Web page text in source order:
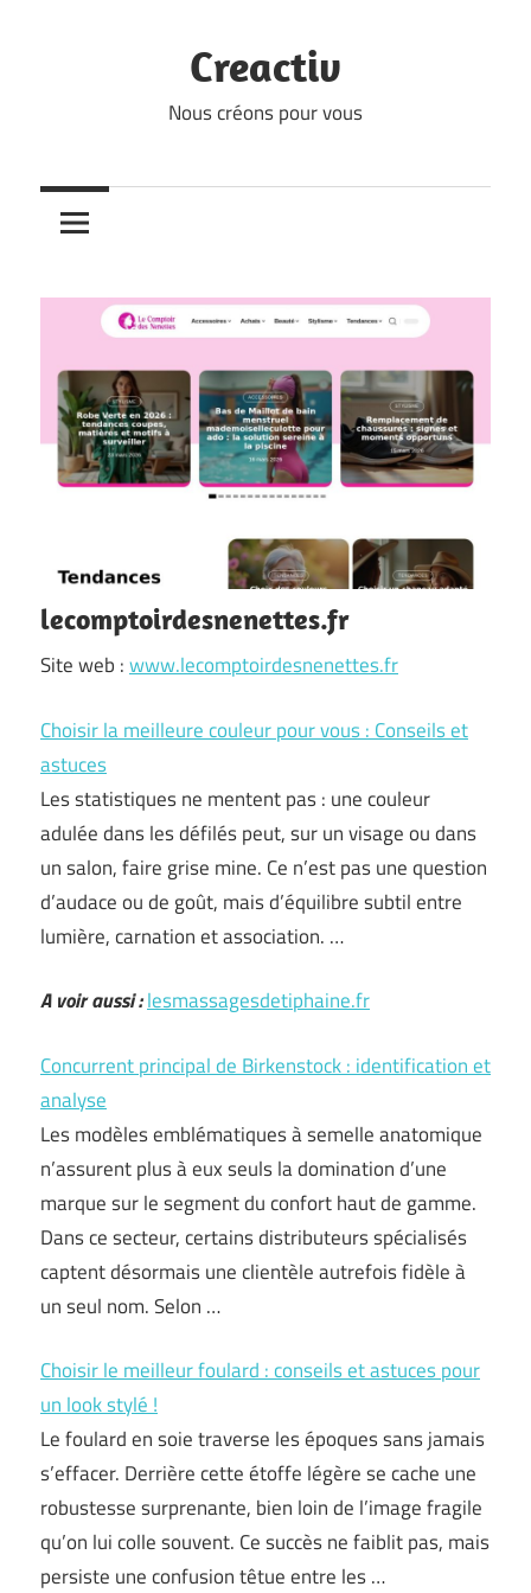
Creactiv
Nous créons pour vous
lecomptoirdesnenettes.fr
Site web :www.lecomptoirdesnenettes.fr
Choisir la meilleure couleur pour vous : Conseils et
astuces
Les statistiques ne mentent pas : une couleur
adulée dans les défilés peut, sur un visage ou dans
un salon, faire grise mine. Ce n’est pas une question
d’audace ou de goût, mais d’équilibre subtil entre
lumière, carnation et association. …
A voir aussi :lesmassagesdetiphaine.fr
Concurrent principal de Birkenstock : identification et
analyse
Les modèles emblématiques à semelle anatomique
n’assurent plus à eux seuls la domination d’une
marque sur le segment du confort haut de gamme.
Dans ce secteur, certains distributeurs spécialisés
captent désormais une clientèle autrefois fidèle à
un seul nom. Selon …
Choisir le meilleur foulard : conseils et astuces pour
un look stylé !
Le foulard en soie traverse les époques sans jamais
s’effacer. Derrière cette étoffe légère se cache une
robustesse surprenante, bien loin de l’image fragile
qu’on lui colle souvent. Ce succès ne faiblit pas, mais
persiste une confusion têtue entre les …